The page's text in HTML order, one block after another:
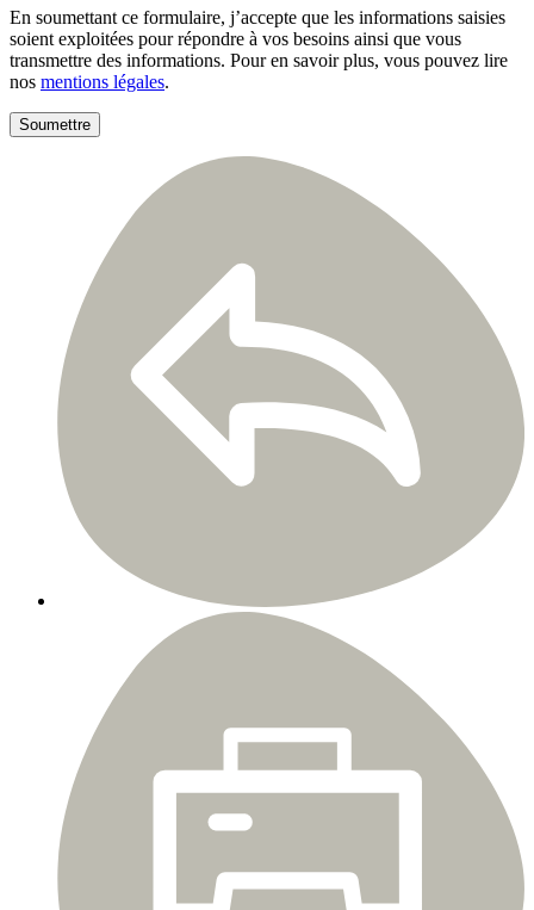
En soumettant ce formulaire, j’accepte que les informations saisies
soient exploitées pour répondre à vos besoins ainsi que vous
transmettre des informations. Pour en savoir plus, vous pouvez lire
nos mentions légales.